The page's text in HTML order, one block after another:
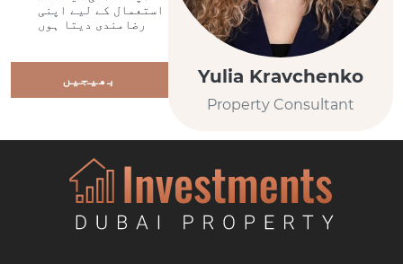
Yulia Kravchenko
Property Consultant
استعمال کے لیے اپنی
رضامندی دیتا ہوں
بھیجیں